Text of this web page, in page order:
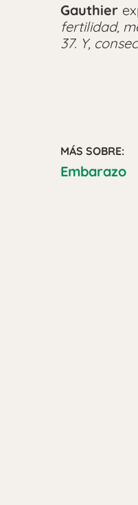
Gauthier
fertilidad,
37. Y,
MÁS SOBRE:
Embarazo